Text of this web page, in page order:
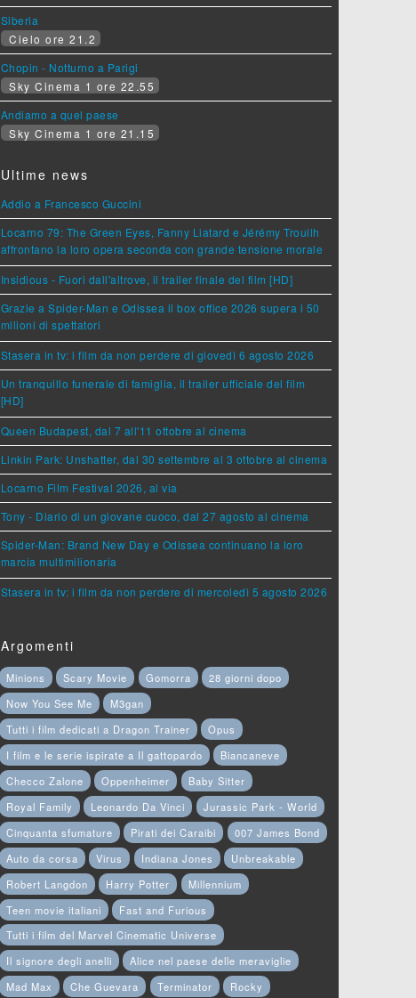
Siberia
Cielo ore 21.2
Chopin - Notturno a Parigi
Sky Cinema 1 ore 22.55
Andiamo a quel paese
Sky Cinema 1 ore 21.15
Ultime news
Addio a Francesco Guccini
Locarno 79: The Green Eyes, Fanny Liatard e Jérémy Trouilh
affrontano la loro opera seconda con grande tensione morale
Insidious - Fuori dall'altrove, il trailer finale del film [HD]
Grazie a Spider-Man e Odissea il box office 2026 supera i 50
milioni di spettatori
Stasera in tv: i film da non perdere di giovedì 6 agosto 2026
Un tranquillo funerale di famiglia, il trailer ufficiale del film
[HD]
Queen Budapest, dal 7 all'11 ottobre al cinema
Linkin Park: Unshatter, dal 30 settembre al 3 ottobre al cinema
Locarno Film Festival 2026, al via
Tony - Diario di un giovane cuoco, dal 27 agosto al cinema
Spider-Man: Brand New Day e Odissea continuano la loro
marcia multimilionaria
Stasera in tv: i film da non perdere di mercoledì 5 agosto 2026
Argomenti
Minions Scary Movie Gomorra
28 giorni dopo
Now You See Me
M3gan
Tutti i film dedicati a Dragon Trainer
Opus
I film e le serie ispirate a Il gattopardo
Biancaneve
Checco Zalone
Oppenheimer
Baby Sitter
Royal Family
Leonardo Da Vinci
Jurassic Park - World
Cinquanta sfumature
Pirati dei Caraibi
007 James Bond
Auto da corsa
Virus Indiana Jones
Unbreakable
Robert Langdon
Harry Potter
Millennium
Teen movie italiani
Fast and Furious
Tutti i film del Marvel Cinematic Universe
Il signore degli anelli
Alice nel paese delle meraviglie
Mad Max
Che Guevara Terminator Rocky